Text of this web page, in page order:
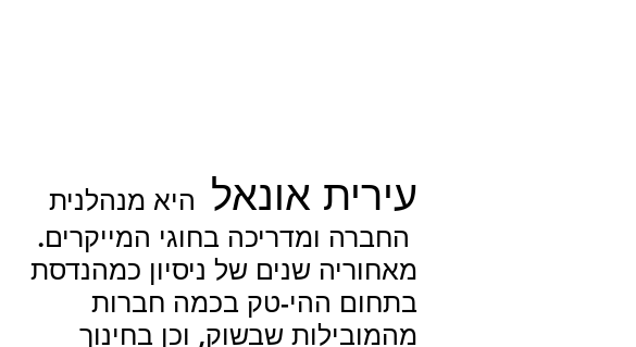
עירית אונאל היא מנהלנית
החברה ומדריכה בחוגי המייקרים.
מאחוריה שנים של ניסיון כמהנדסת
בתחום ההי-טק בכמה חברות
מהמובילות שבשוק, וכן בחינוך